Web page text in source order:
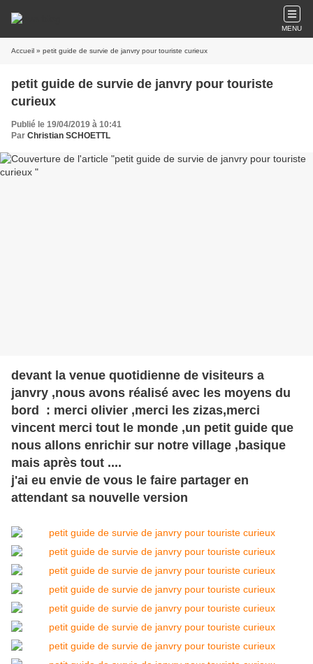
MENU
Accueil » petit guide de survie de janvry pour touriste curieux
petit guide de survie de janvry pour touriste
curieux
Publié le 19/04/2019 à 10:41
Par Christian SCHOETTL
devant la venue quotidienne de visiteurs a
janvry ,nous avons réalisé avec les moyens du
bord : merci olivier ,merci les zizas,merci
vincent merci tout le monde ,un petit guide que
nous allons enrichir sur notre village ,basique
mais après tout ....
j'ai eu envie de vous le faire partager en
attendant sa nouvelle version